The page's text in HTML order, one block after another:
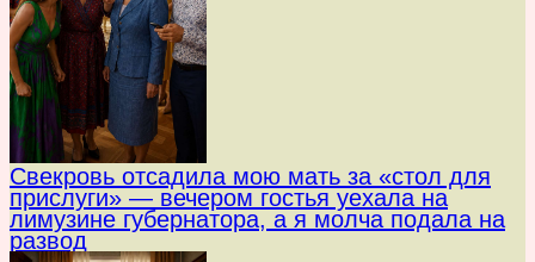
Свекровь отсадила мою мать за «стол для
прислуги» — вечером гостья уехала на
лимузине губернатора, а я молча подала на
развод